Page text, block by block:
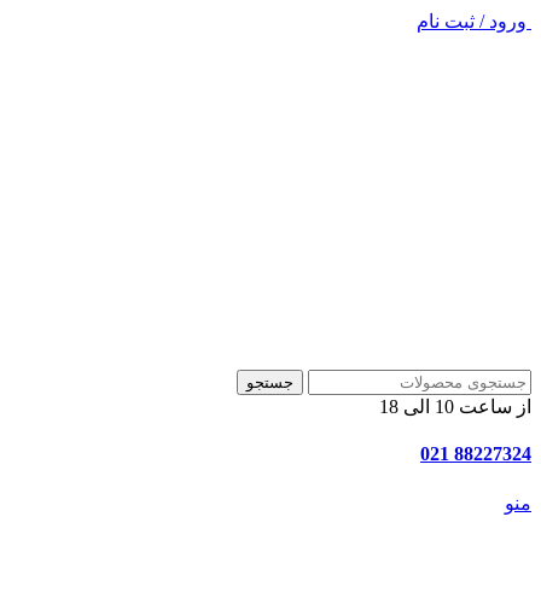
ورود / ثبت نام
جستجو
از ساعت 10 الی 18
88227324 021
منو